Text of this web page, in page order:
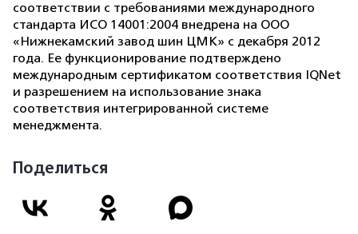
соответствии с требованиями международного
стандарта ИСО 14001:2004 внедрена на ООО
«Нижнекамский завод шин ЦМК» с декабря 2012
года. Ее функционирование подтверждено
международным сертификатом соответствия IQNet
и разрешением на использование знака
соответствия интегрированной системе
менеджмента.
Поделиться